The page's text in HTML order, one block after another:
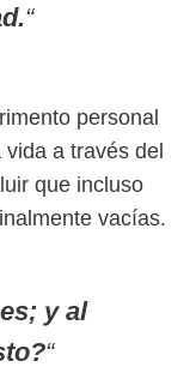
“
personal
a través del
que incluso
vacías.
y al
“